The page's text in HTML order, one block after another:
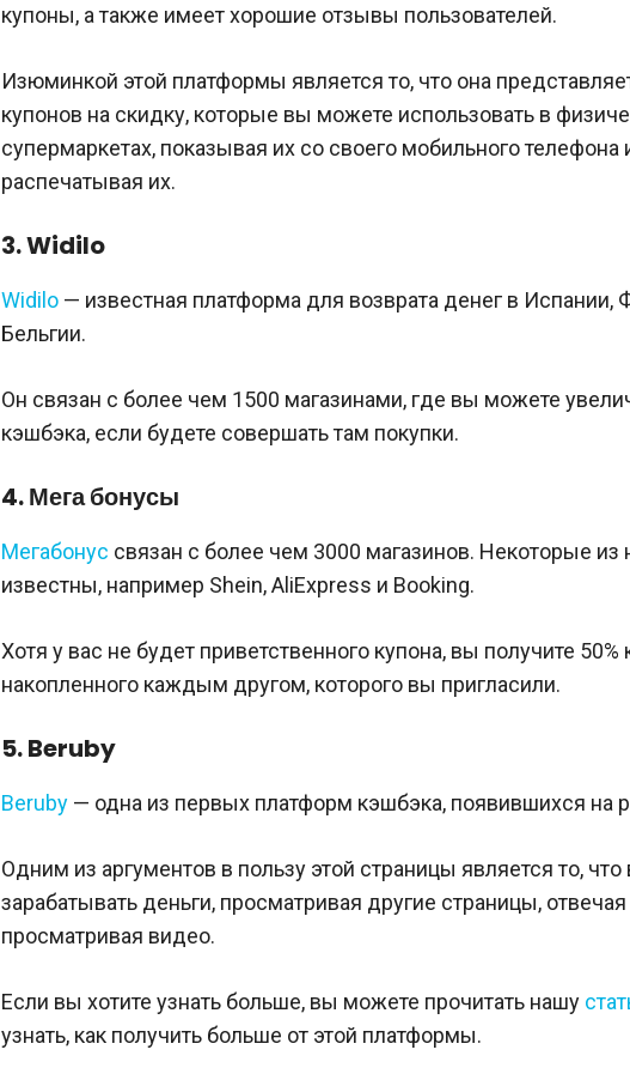
купоны, а также имеет хорошие отзывы пользователей.
Изюминкой этой платформы является то, что она
купонов на скидку, которые вы можете использовать в
супермаркетах, показывая их со своего мобильного телефона
распечатывая их.
3. Widilo
Widilo — известная платформа для возврата денег в Испании,
Бельгии.
Он связан с более чем 1500 магазинами, где вы можете
кэшбэка, если будете совершать там покупки.
4. Мега бонусы
Мегабонус связан с более чем 3000 магазинов. Некоторые из
известны, например Shein, AliExpress и Booking.
Хотя у вас не будет приветственного купона, вы получите 50%
накопленного каждым другом, которого вы пригласили.
5. Beruby
Beruby — одна из первых платформ кэшбэка, появившихся на
Одним из аргументов в пользу этой страницы является то,
зарабатывать деньги, просматривая другие страницы,
просматривая видео.
Если вы хотите узнать больше, вы можете прочитать нашу
узнать, как получить больше от этой платформы.